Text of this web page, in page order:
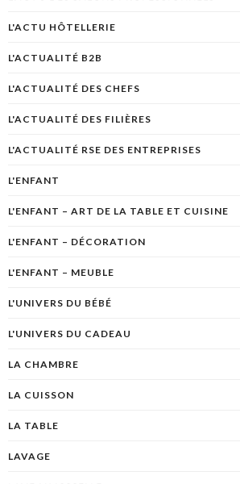
L'ACTU HÔTELLERIE
L'ACTUALITÉ B2B
L'ACTUALITÉ DES CHEFS
L'ACTUALITÉ DES FILIÈRES
L'ACTUALITÉ RSE DES ENTREPRISES
L'ENFANT
L'ENFANT – ART DE LA TABLE ET CUISINE
L'ENFANT – DÉCORATION
L'ENFANT – MEUBLE
L'UNIVERS DU BÉBÉ
L'UNIVERS DU CADEAU
LA CHAMBRE
LA CUISSON
LA TABLE
LAVAGE